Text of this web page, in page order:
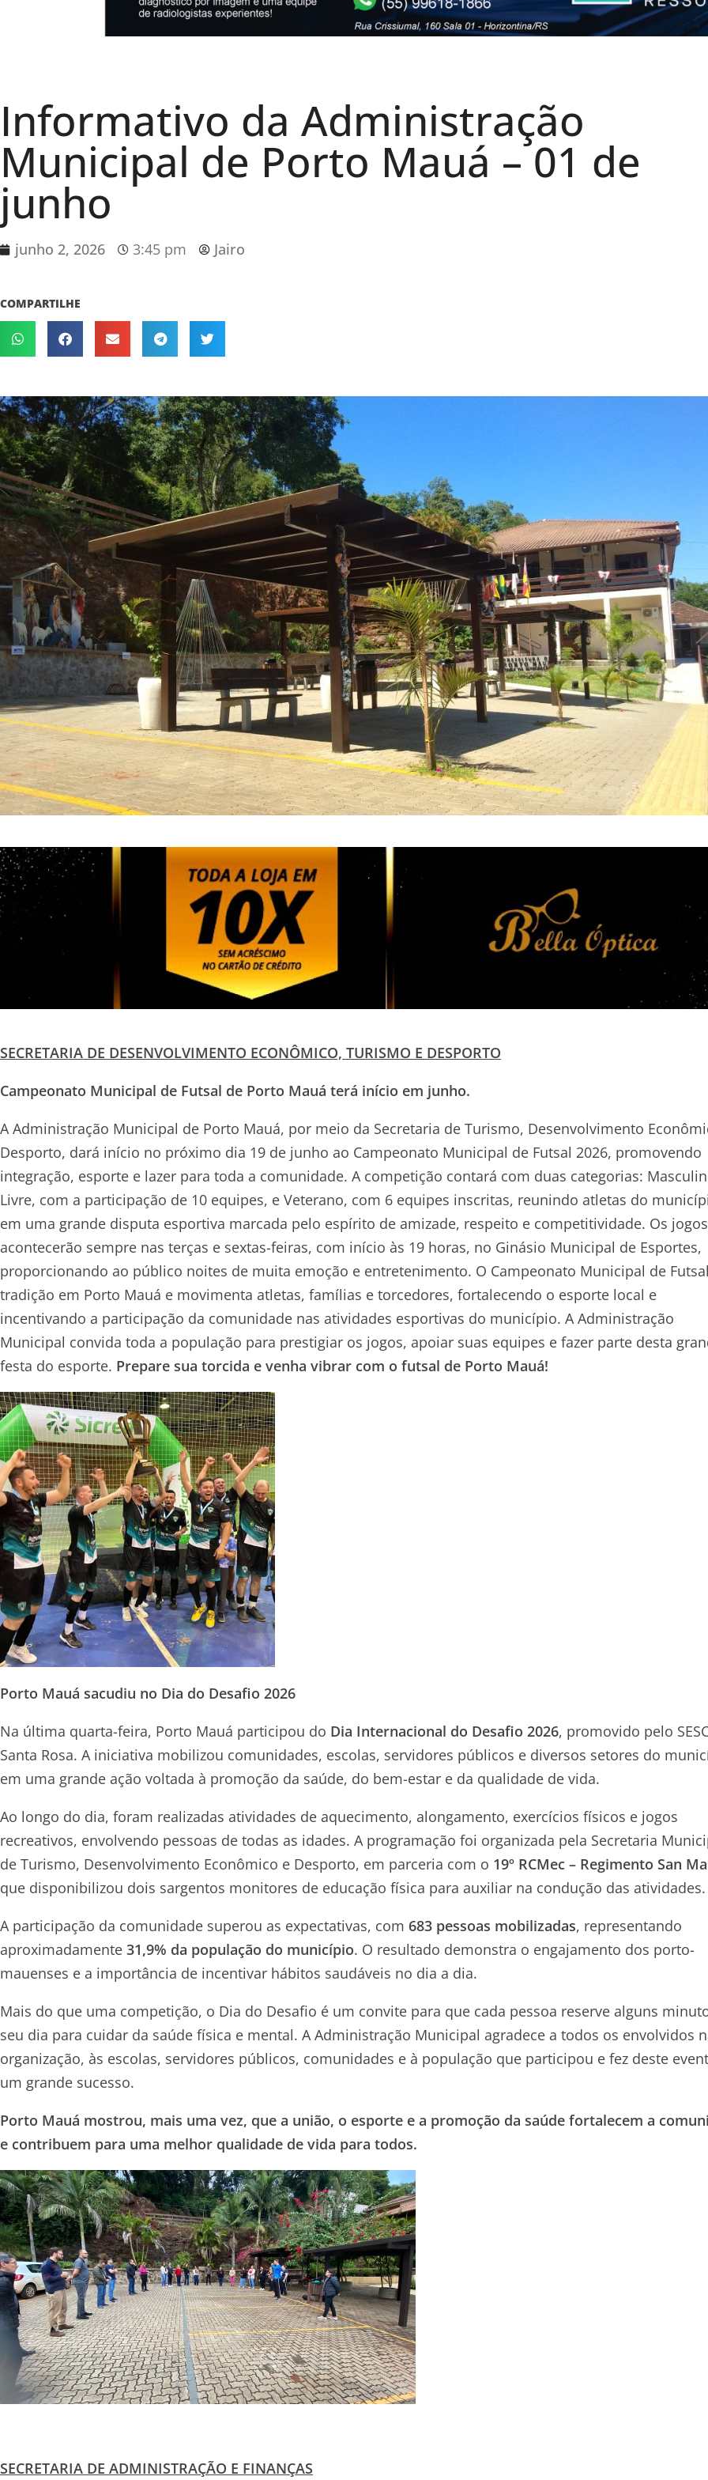
Informativo da Administração
Municipal de Porto Mauá – 01 de
junho
junho 2, 2026 3:45 pm Jairo
COMPARTILHE
SECRETARIA DE DESENVOLVIMENTO ECONÔMICO, TURISMO E DESPORTO
Campeonato Municipal de Futsal de Porto Mauá terá início em junho.
A Administração Municipal de Porto Mauá, por meio da Secretaria de Turismo, Desenvolvimento
Desporto, dará início no próximo dia 19 de junho ao Campeonato Municipal de Futsal 2026, promovendo
integração, esporte e lazer para toda a comunidade. A competição contará com duas categorias:
Livre, com a participação de 10 equipes, e Veterano, com 6 equipes inscritas, reunindo atletas do
em uma grande disputa esportiva marcada pelo espírito de amizade, respeito e competitividade. Os jogos
acontecerão sempre nas terças e sextas-feiras, com início às 19 horas, no Ginásio Municipal de Esportes,
proporcionando ao público noites de muita emoção e entretenimento. O Campeonato Municipal de
tradição em Porto Mauá e movimenta atletas, famílias e torcedores, fortalecendo o esporte local e
incentivando a participação da comunidade nas atividades esportivas do município. A Administração
Municipal convida toda a população para prestigiar os jogos, apoiar suas equipes e fazer parte desta
festa do esporte. Prepare sua torcida e venha vibrar com o futsal de Porto Mauá!
Porto Mauá sacudiu no Dia do Desafio 2026
Na última quarta-feira, Porto Mauá participou do Dia Internacional do Desafio 2026, promovido pelo
Santa Rosa. A iniciativa mobilizou comunidades, escolas, servidores públicos e diversos setores do
em uma grande ação voltada à promoção da saúde, do bem-estar e da qualidade de vida.
Ao longo do dia, foram realizadas atividades de aquecimento, alongamento, exercícios físicos e jogos
recreativos, envolvendo pessoas de todas as idades. A programação foi organizada pela Secretaria
de Turismo, Desenvolvimento Econômico e Desporto, em parceria com o 19º RCMec – Regimento San
que disponibilizou dois sargentos monitores de educação física para auxiliar na condução das atividades.
A participação da comunidade superou as expectativas, com 683 pessoas mobilizadas, representando
aproximadamente 31,9% da população do município. O resultado demonstra o engajamento dos porto-
mauenses e a importância de incentivar hábitos saudáveis no dia a dia.
Mais do que uma competição, o Dia do Desafio é um convite para que cada pessoa reserve alguns
seu dia para cuidar da saúde física e mental. A Administração Municipal agradece a todos os envolvidos
organização, às escolas, servidores públicos, comunidades e à população que participou e fez deste
um grande sucesso.
Porto Mauá mostrou, mais uma vez, que a união, o esporte e a promoção da saúde fortalecem a
e contribuem para uma melhor qualidade de vida para todos.
SECRETARIA DE ADMINISTRAÇÃO E FINANÇAS